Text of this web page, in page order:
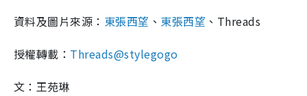
資料及圖片來源： 東張西望 、 東張西望 、Threads
授權轉載： Threads@stylegogo
文：王苑琳